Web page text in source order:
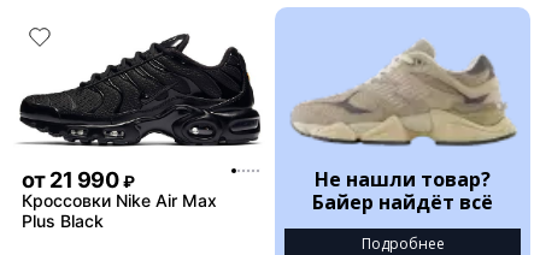
от21 990 ₽
Кроссовки Nike Air Max
Plus Black
Не нашли товар?
Байер найдёт всё
Подробнее